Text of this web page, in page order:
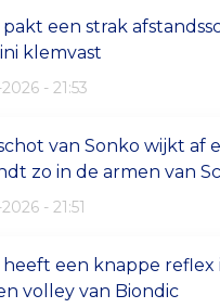
pakt een strak
klemvast
- 21:53
van Sonko wijkt af
zo in de armen van
- 21:51
heeft een knappe reflex
volley van Biondic